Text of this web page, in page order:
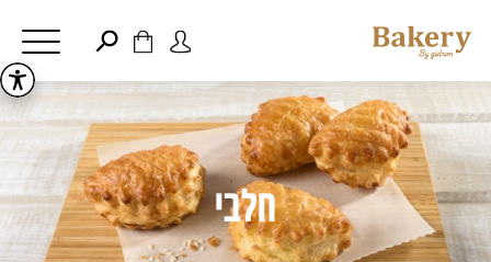
חלונית
עגלה
חלונית
משתמש
אין מוצרים בעגלה
סגור
כבר רשומים? התחברו
חלבי